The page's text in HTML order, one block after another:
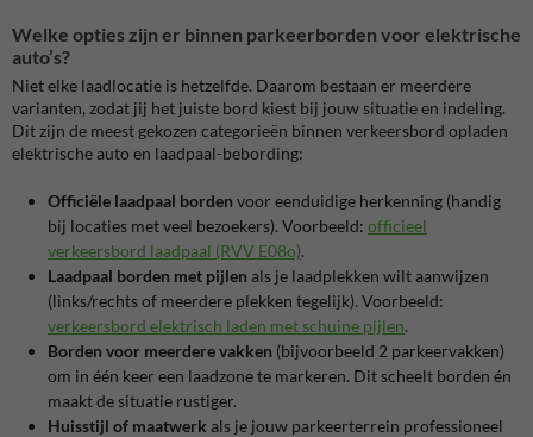
Welke opties zijn er binnen parkeerborden voor elektrische
auto’s?
Niet elke laadlocatie is hetzelfde. Daarom bestaan er meerdere
varianten, zodat jij het juiste bord kiest bij jouw situatie en indeling.
Dit zijn de meest gekozen categorieën binnen verkeersbord opladen
elektrische auto en laadpaal-bebording:
Officiële laadpaal borden voor eenduidige herkenning (handig
bij locaties met veel bezoekers). Voorbeeld: officieel
verkeersbord laadpaal (RVV E08o).
Laadpaal borden met pijlen als je laadplekken wilt aanwijzen
(links/rechts of meerdere plekken tegelijk). Voorbeeld:
verkeersbord elektrisch laden met schuine pijlen.
Borden voor meerdere vakken (bijvoorbeeld 2 parkeervakken)
om in één keer een laadzone te markeren. Dit scheelt borden én
maakt de situatie rustiger.
Huisstijl of maatwerk als je jouw parkeerterrein professioneel